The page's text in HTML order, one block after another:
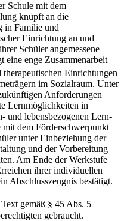
Schule mit dem
knüpft an die
in Familie und
Einrichtung an und
Schüler angemessene
enge Zusammenarbeit
Einrichtungen
im Sozialraum. Unter
Anforderungen
Lernmöglichkeiten in
und lebensbezogenen Lern-
dem Förderschwerpunkt
unter Einbeziehung der
und der Vorbereitung
Am Ende der Werkstufe
ihrer individuellen
Abschlusszeugnis bestätigt.
gemäß § 45 Abs. 5
gebraucht.